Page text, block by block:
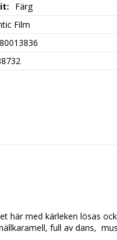
Färg
Film
här med kärleken lösas
full av dans,